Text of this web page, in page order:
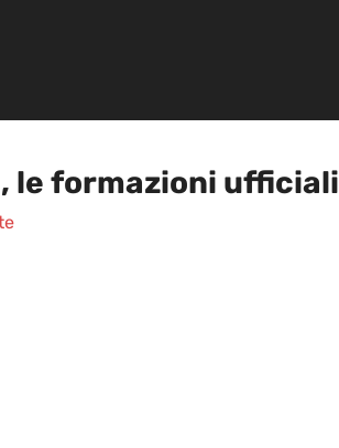
le formazioni ufficiali